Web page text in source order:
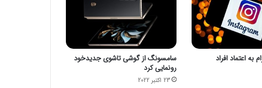
م
ا
ن
ب
ر
به اعتماد افراد
سامسونگ از گوشی تاشوی جدیدخود
رونمایی کرد
23 اکتبر 2022